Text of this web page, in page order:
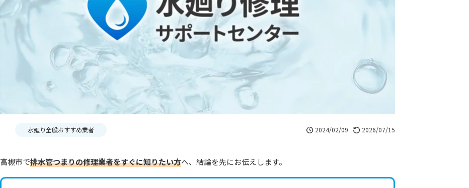
水廻り全般おすすめ業者 2024/02/09 2026/07/15
高槻市で排水管つまりの修理業者をすぐに知りたい方へ、結論を先にお伝えします。